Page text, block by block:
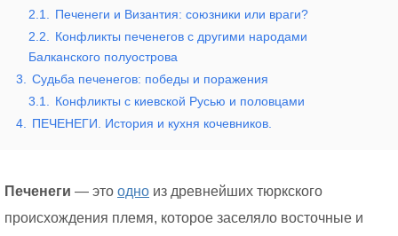
2.1.
Печенеги и Византия: союзники или враги?
2.2.
Конфликты печенегов с другими народами
Балканского полуострова
3.
Судьба печенегов: победы и поражения
3.1.
Конфликты с киевской Русью и половцами
4.
ПЕЧЕНЕГИ. История и кухня кочевников.
Печенеги — это одно из древнейших тюркского
происхождения племя, которое заселяло восточные и